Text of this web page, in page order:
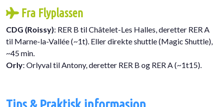
Fra Flyplassen
CDG (Roissy): RER B til Châtelet-Les Halles, deretter RER A
til Marne-la-Vallée (~1t). Eller direkte shuttle (Magic Shuttle),
~45 min.
Orly: Orlyval til Antony, deretter RER B og RER A (~1t15).